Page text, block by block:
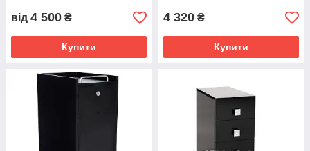
від 4 500 ₴
Купити
4 320 ₴
Купити